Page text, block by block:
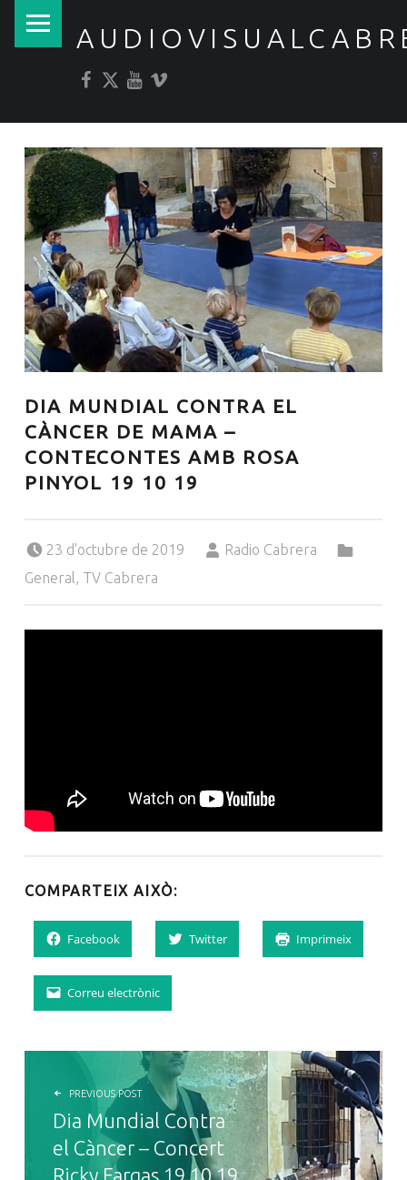
DIA MUNDIAL CONTRA EL
CÀNCER DE MAMA –
CONTECONTES AMB ROSA
PINYOL 19 10 19
23 d'octubre de 2019
Radio Cabrera
General , TV Cabrera
COMPARTEIX AIXÒ:
Facebook Twitter Imprimeix
Correu electrònic
NAVEGACIÓ D'ENTRADES
PREVIOUS POST
Dia Mundial Contra
el Càncer – Concert
Ricky Fargas 19 10 19